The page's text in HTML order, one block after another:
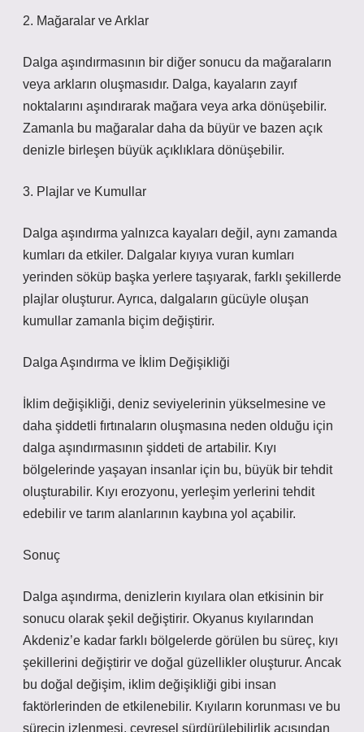
2. Mağaralar ve Arklar
Dalga aşındırmasının bir diğer sonucu da mağaraların
veya arkların oluşmasıdır. Dalga, kayaların zayıf
noktalarını aşındırarak mağara veya arka dönüşebilir.
Zamanla bu mağaralar daha da büyür ve bazen açık
denizle birleşen büyük açıklıklara dönüşebilir.
3. Plajlar ve Kumullar
Dalga aşındırma yalnızca kayaları değil, aynı zamanda
kumları da etkiler. Dalgalar kıyıya vuran kumları
yerinden söküp başka yerlere taşıyarak, farklı şekillerde
plajlar oluşturur. Ayrıca, dalgaların gücüyle oluşan
kumullar zamanla biçim değiştirir.
Dalga Aşındırma ve İklim Değişikliği
İklim değişikliği, deniz seviyelerinin yükselmesine ve
daha şiddetli fırtınaların oluşmasına neden olduğu için
dalga aşındırmasının şiddeti de artabilir. Kıyı
bölgelerinde yaşayan insanlar için bu, büyük bir tehdit
oluşturabilir. Kıyı erozyonu, yerleşim yerlerini tehdit
edebilir ve tarım alanlarının kaybına yol açabilir.
Sonuç
Dalga aşındırma, denizlerin kıyılara olan etkisinin bir
sonucu olarak şekil değiştirir. Okyanus kıyılarından
Akdeniz’e kadar farklı bölgelerde görülen bu süreç, kıyı
şekillerini değiştirir ve doğal güzellikler oluşturur. Ancak
bu doğal değişim, iklim değişikliği gibi insan
faktörlerinden de etkilenebilir. Kıyıların korunması ve bu
sürecin izlenmesi, çevresel sürdürülebilirlik açısından